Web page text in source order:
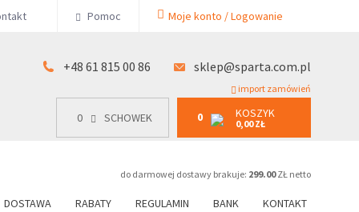
Pomoc Moje konto / Logowanie
+48 61 815 00 86 sklep@sparta.com.pl
import zamówień
0 SCHOWEK 0 KOSZYK
0,00 ZŁ
do darmowej dostawy brakuje: 299.00ZŁ netto
DOSTAWA RABATY REGULAMIN BANK KONTAKT
0 SCHOWEK 0 KOSZYK
0,00 ZŁ
00 86